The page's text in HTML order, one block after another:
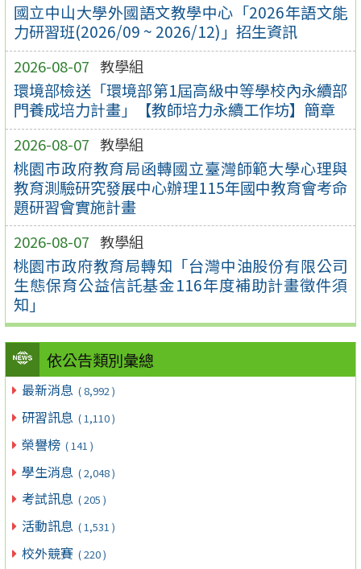
國立中山大學外國語文教學中心「2026年語文能
力研習班(2026/09 ~ 2026/12)」招生資訊
2026-08-07 教學組
環境部檢送「環境部第1屆高級中等學校內永續部
門養成培力計畫」【教師培力永續工作坊】簡章
2026-08-07 教學組
桃園市政府教育局函轉國立臺灣師範大學心理與
教育測驗研究發展中心辦理115年國中教育會考命
題研習會實施計畫
2026-08-07 教學組
桃園市政府教育局轉知「台灣中油股份有限公司
生態保育公益信託基金116年度補助計畫徵件須
知」
依公告類別彙總
最新消息 ( 8,992 )
研習訊息 ( 1,110 )
榮譽榜 ( 141 )
學生消息 ( 2,048 )
考試訊息 ( 205 )
活動訊息 ( 1,531 )
校外競賽 ( 220 )